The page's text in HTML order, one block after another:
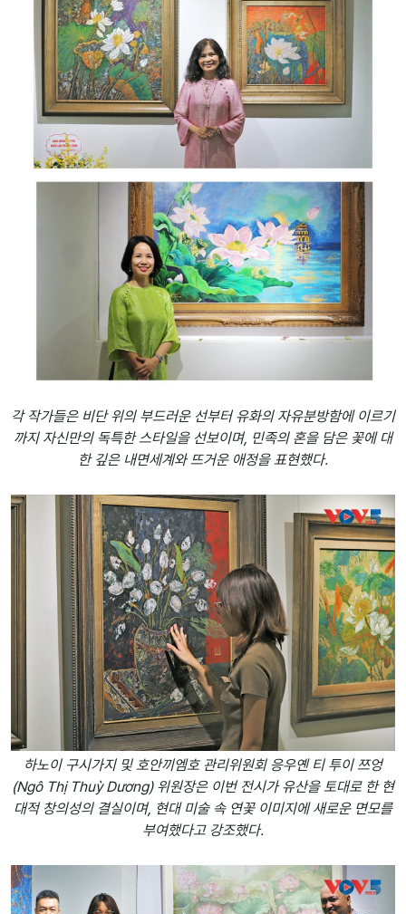
각 작가들은 비단 위의 부드러운 선부터 유화의 자유분방함에 이르기
까지 자신만의 독특한 스타일을 선보이며, 민족의 혼을 담은 꽃에 대
한 깊은 내면세계와 뜨거운 애정을 표현했다.
하노이 구시가지 및 호안끼엠호 관리위원회 응우옌 티 투이 쯔엉
(Ngô Thị Thuỳ Dương) 위원장은 이번 전시가 유산을 토대로 한 현
대적 창의성의 결실이며, 현대 미술 속 연꽃 이미지에 새로운 면모를
부여했다고 강조했다.